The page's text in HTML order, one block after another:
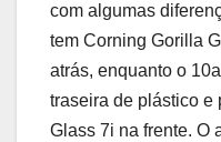
com algumas
tem Corning Gorilla
atrás, enquanto o
traseira de plástico e
Glass 7i na frente. O